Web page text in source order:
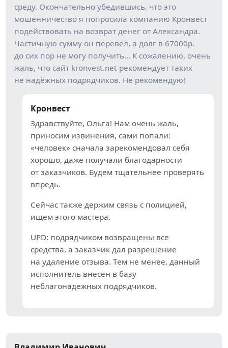
среду. Окончательно убедившись, что это
мошенничество я попросила компанию Кронвест
подействовать на возврат денег от Александра.
Частичную сумму он перевёл, а долг в 67000р.
до сих пор не могу получить… К сожалению, очень
жаль, что сайт kronvest.net рекомендует таких
не надёжных подрядчиков. Не рекомендую!
Кронвест
Здравствуйте, Ольга! Нам очень жаль,
приносим извинения, сами попали:
«человек» сначала зарекомендовал себя
хорошо, даже получали благодарности
от заказчиков. Будем тщательнее проверять
впредь.
Сейчас также держим связь с полицией,
ищем этого мастера.
UPD: подрядчиком возвращены все
средства, а заказчик дал разрешение
на удаление отзыва. Тем не менее, данный
исполнитель внесен в базу
неблагонадежных подрядчиков.